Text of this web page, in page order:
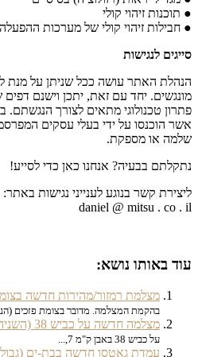
● תוכנות זיהוי קולי
● חבילות זיהוי קולי של מערכות ההפעלה
סייגים לנגישות
הנהלת האתר עושה ככל שניתן על מנת
מונגשים. יחד עם זאת, יתכן וישנם
פתרון טכנולוגי מתאים לצורך הנגשתם.
אשר הוכנסו על ידי בעלי עסקים
שלמה או מספקת.
נתקלתם בבעיה? אנחנו כאן כדי לסייע!
ליצירת קשר בנוגע לענייני נגישות באתר:
daniel @ mitsu . co . il
עוד באותו נושא:
מצלמת רמזור/מהירות חדשה
בהקמת המצלמה. מדובר בצומת פזכים
מצלמה חדשה על כביש 38 (השניה באזור)
על כביש 38 באבן ק"מ 7,...
עמדת גאטסו חדשה בבת-ים (גבול